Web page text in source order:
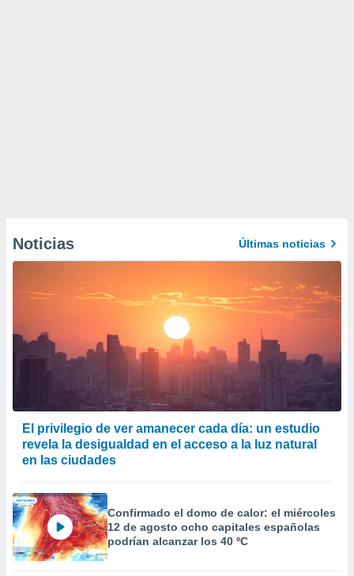
Noticias Últimas noticias
El privilegio de ver amanecer cada día: un estudio
revela la desigualdad en el acceso a la luz natural
en las ciudades
Confirmado el domo de calor: el miércoles
12 de agosto ocho capitales españolas
podrían alcanzar los 40 ºC